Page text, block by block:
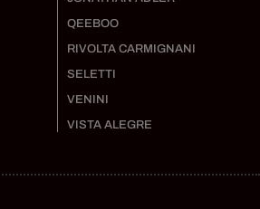
QEEBOO
RIVOLTA CARMIGNANI
SELETTI
VENINI
VISTA ALEGRE